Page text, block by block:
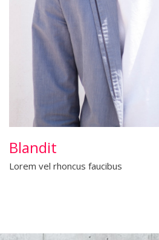
Blandit
Lorem vel rhoncus faucibus